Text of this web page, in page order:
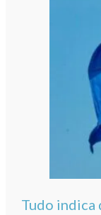
Tudo indica